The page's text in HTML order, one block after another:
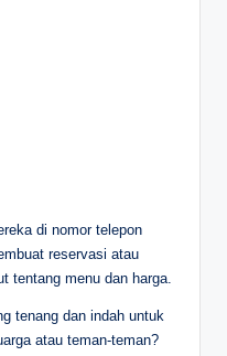
di nomor telepon
reservasi atau
tentang menu dan harga.
tenang dan indah untuk
atau teman-teman?